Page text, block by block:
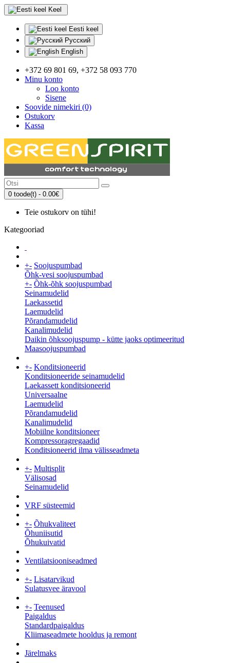
Keel
Eesti keel
Русский
English
+372 69 801 69, +372 58 093 770
Minu konto
Loo konto
Sisene
Soovide nimekiri (0)
Ostukorv
Kassa
0 toode(t) - 0.00€
Teie ostukorv on tühi!
Kategooriad
+- Soojuspumbad
Õhk-vesi soojuspumbad
+- Õhk-õhk soojuspumbad
Seinamudelid
Laekassetid
Laemudelid
Põrandamudelid
Kanalimudelid
Daikin õhksoojuspump - kütte jaoks optimeeritud
Maasoojuspumbad
+- Konditsioneerid
Konditsioneeride seinamudelid
Laekassett konditsioneerid
Universaalne
Laemudelid
Põrandamudelid
Kanalimudelid
Mobiilne konditsioneer
Kompressoragregaadid
Konditsioneerid ilma välisseadmeta
+- Multisplit
Välisosad
Seinamudelid
VRF süsteemid
+- Õhukvaliteet
Õhuniisutid
Õhukuivatid
Ventilatsiooniseadmed
+- Lisatarvikud
Sulatusvee äravool
+- Teenused
Paigaldus
Standardpaigaldus
Kliimaseadmete hooldus ja remont
Järelmaks